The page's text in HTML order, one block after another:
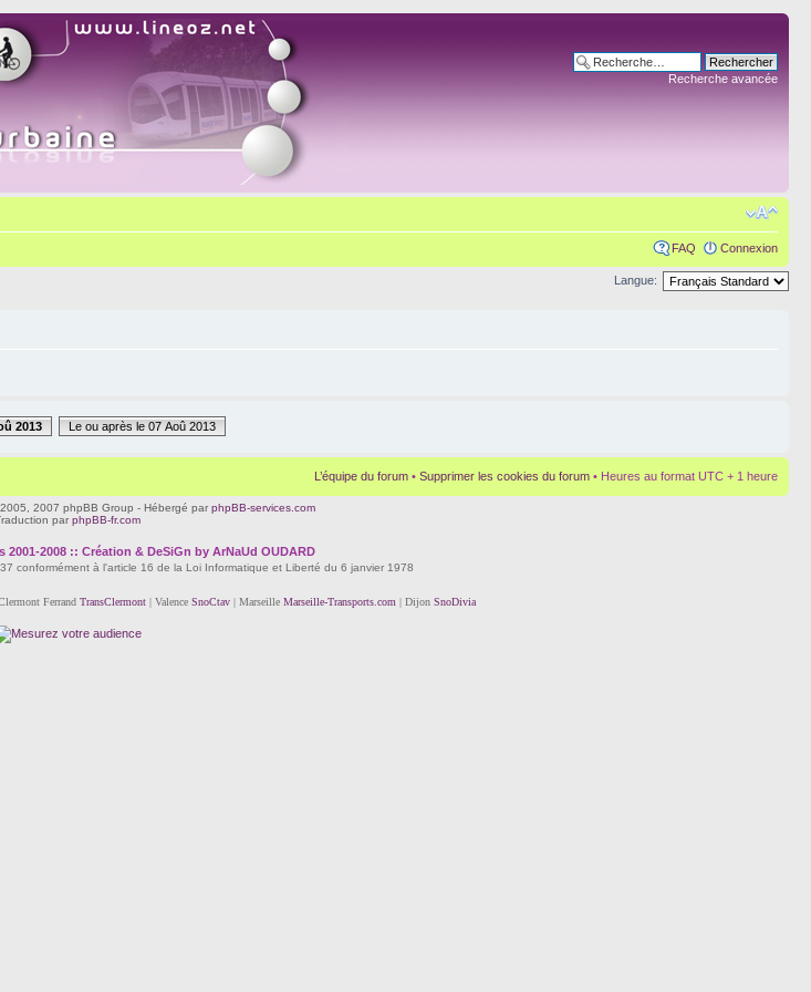
Recherche avancée
FAQ Connexion
Langue:
2013 Le ou après le 07 Aoû 2013
L’équipe du forum • Supprimer les cookies du forum • Heures au format UTC + 1 heure
2007 phpBB Group - Hébergé par phpBB-services.com
par phpBB-fr.com
2008 :: Création & DeSiGn by ArNaUd OUDARD
conformément à l'article 16 de la Loi Informatique et Liberté du 6 janvier 1978
Ferrand TransClermont| Valence SnoCtav| Marseille Marseille-Transports.com | Dijon SnoDivia